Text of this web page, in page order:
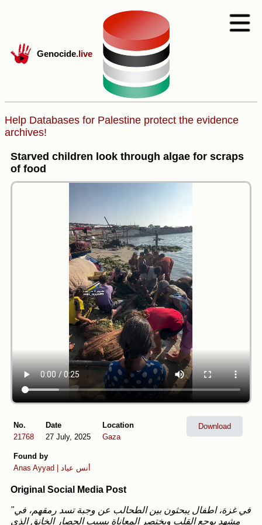
Genocide.live
Help Databases for Palestine protect the evidence
archives!
Starved children look through algae for scraps
of food
No.
21768
Date
27 July, 2025
Location
Gaza
Found by
Anas Ayyad | أنس عياد
Download
Original Social Media Post
"في غزة، اطفال يبحثون بين الطحالب عن وجبة تسد رمقهم، في
مشهد يوجع القلب ويختصر المعاناة بسبب الحصار الخانق الذي